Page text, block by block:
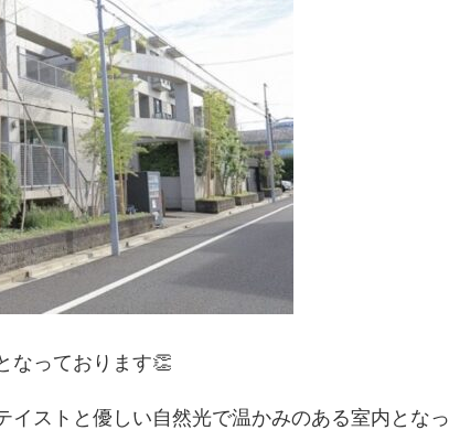
なっております👏
ストと優しい自然光で温かみのある室内となっ